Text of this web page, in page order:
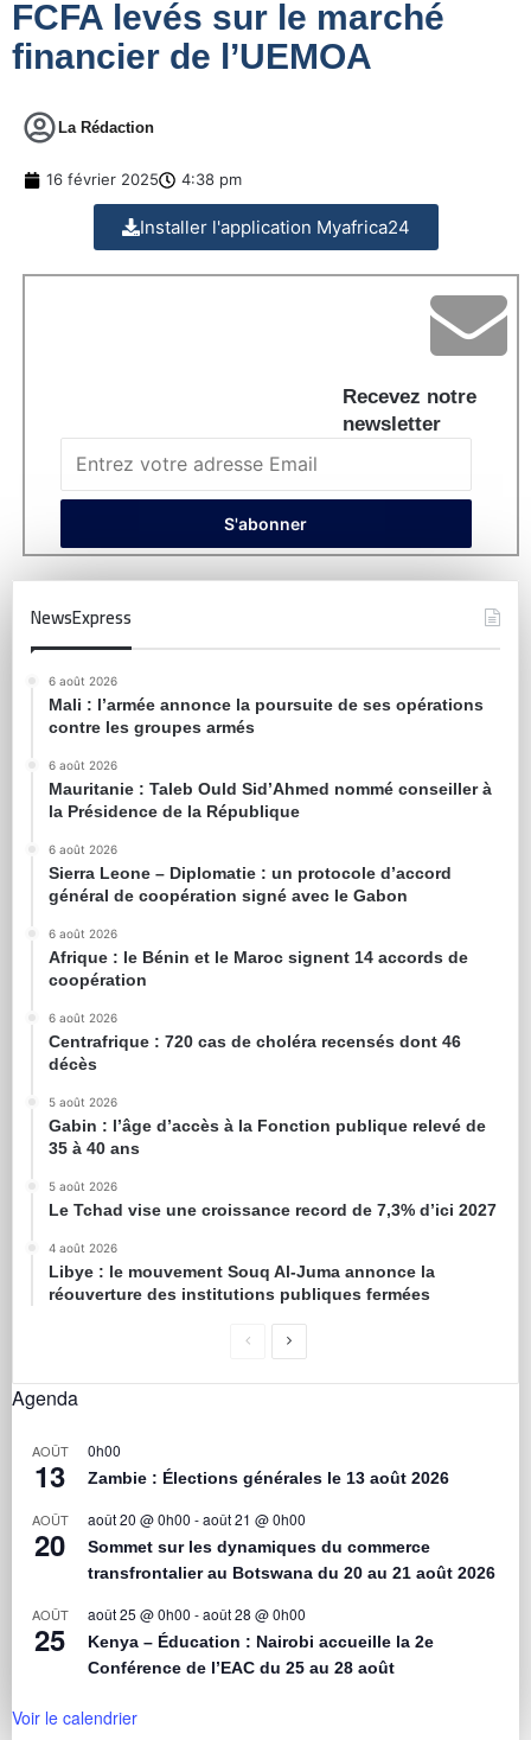
FCFA levés sur le marché
financier de l’UEMOA
La Rédaction
16 février 2025 4:38 pm
Installer l'application Myafrica24
Recevez notre
newsletter
NewsExpress
6 août 2026
Mali : l’armée annonce la poursuite de ses opérations
contre les groupes armés
6 août 2026
Mauritanie : Taleb Ould Sid’Ahmed nommé conseiller à
la Présidence de la République
6 août 2026
Sierra Leone – Diplomatie : un protocole d’accord
général de coopération signé avec le Gabon
6 août 2026
Afrique : le Bénin et le Maroc signent 14 accords de
coopération
6 août 2026
Centrafrique : 720 cas de choléra recensés dont 46
décès
5 août 2026
Gabin : l’âge d’accès à la Fonction publique relevé de
35 à 40 ans
5 août 2026
Le Tchad vise une croissance record de 7,3% d’ici 2027
4 août 2026
Libye : le mouvement Souq Al-Juma annonce la
réouverture des institutions publiques fermées
Agenda
AOÛT
13
0h00
Zambie : Élections générales le 13 août 2026
AOÛT
20
août 20 @ 0h00 -août 21 @ 0h00
Sommet sur les dynamiques du commerce
transfrontalier au Botswana du 20 au 21 août 2026
AOÛT
25
août 25 @ 0h00 -août 28 @ 0h00
Kenya – Éducation : Nairobi accueille la 2e
Conférence de l’EAC du 25 au 28 août
Voir le calendrier